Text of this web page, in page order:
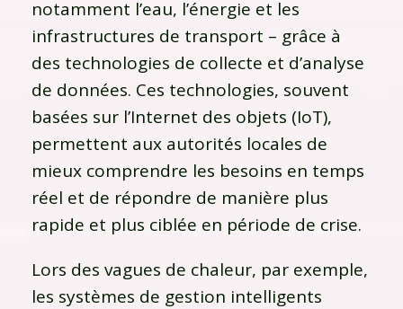
notamment l’eau, l’énergie et les
infrastructures de transport – grâce à
des technologies de collecte et d’analyse
de données. Ces technologies, souvent
basées sur l’Internet des objets (IoT),
permettent aux autorités locales de
mieux comprendre les besoins en temps
réel et de répondre de manière plus
rapide et plus ciblée en période de crise.
Lors des vagues de chaleur, par exemple,
les systèmes de gestion intelligents